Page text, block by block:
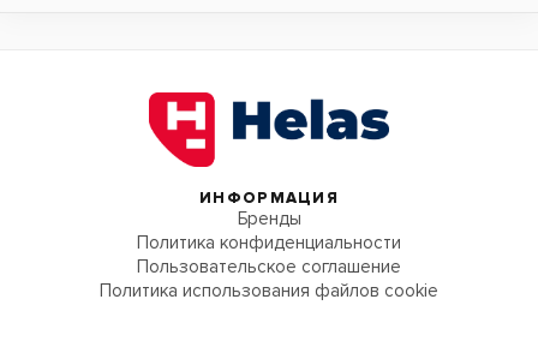
ИНФОРМАЦИЯ
Бренды
Политика конфиденциальности
Пользовательское соглашение
Политика использования файлов cookie